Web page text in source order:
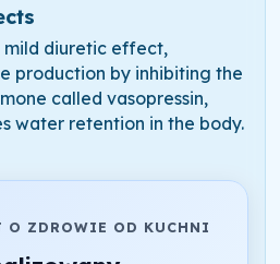
mild diuretic effect,
production by inhibiting the
called vasopressin,
water retention in the body.
O ZDROWIE OD KUCHNI